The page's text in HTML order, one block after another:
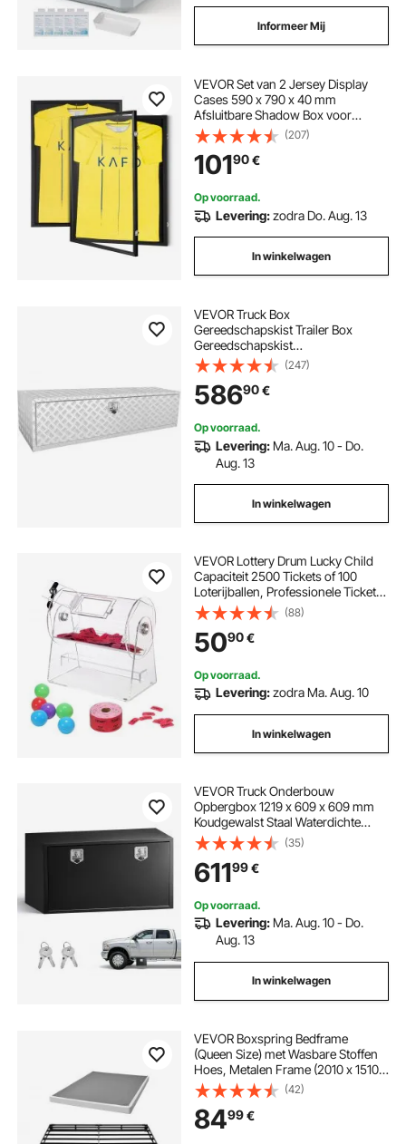
Informeer Mij
VEVOR Set van 2 Jersey Display
Cases 590 x 790 x 40 mm
Afsluitbare Shadow Box voor
sportshirts met 98% UV-
bescherming PC-glas en hangers
voor honkbal-, basketbal-,
voetbal-, hockeyshirts en
uniformen
(207)
10190€
Op voorraad.
Levering:zodra Do. Aug. 13
In winkelwagen
VEVOR Truck Box
Gereedschapskist Trailer Box
Gereedschapskist
1524x610x610mm Pickup
Opbergdoos, Aluminium
Diamantplaat Gereedschapskist
met Slot & Sleutels, Waterdichte
Opbergdoos voor Trailer
(247)
58690€
Op voorraad.
Levering: Ma. Aug. 10 - Do.
Aug. 13
In winkelwagen
VEVOR Lottery Drum Lucky Child
Capaciteit 2500 Tickets of 100
Loterijballen, Professionele Tickets
Draaitafelkooi met 2 Sleutels,
Transparante Loterij Draaitafel,
Tickets Box voor Loterijspellen
(88)
5090€
Op voorraad.
Levering:zodra Ma. Aug. 10
In winkelwagen
VEVOR Truck Onderbouw
Opbergbox 1219 x 609 x 609 mm
Koudgewalst Staal Waterdichte
Gereedschapskist met T-
handgreep en Slot voor
Vrachtwagens, Trailers,
Bestelwagens Gereedschapskist
Onderbouw Box Zwart
(35)
61199€
Op voorraad.
Levering: Ma. Aug. 10 - Do.
Aug. 13
In winkelwagen
VEVOR Boxspring Bedframe
(Queen Size) met Wasbare Stoffen
Hoes, Metalen Frame (2010 x 1510 x
102 mm) voor Queen Size Bedden,
102 mm Matrasbovenzijde, Max.
Draagvermogen 1587,57 kg,
Matrasbodem
(42)
8499€